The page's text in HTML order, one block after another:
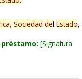
Sociedad del Estado,
Signatura